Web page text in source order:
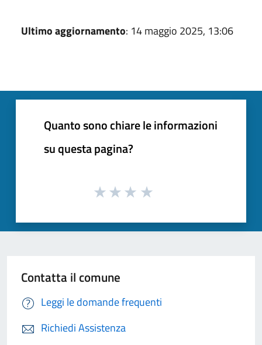
Ultimo aggiornamento: 14 maggio 2025, 13:06
Quanto sono chiare le informazioni
su questa pagina?
Contatta il comune
Leggi le domande frequenti
Richiedi Assistenza